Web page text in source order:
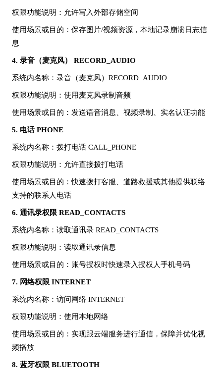
权限功能说明 ：允许写入外部存储空间
使用场景或目的 ：保存图片/视频资源，本地记录崩溃日志信
息
4. 录音（麦克风） RECORD_AUDIO
系统内名称：录音（麦克风） RECORD_AUDIO
权限功能说明 ：使用麦克风录制音频
使用场景或目的 ：发送语音消息、视频录制、实名认证功能
5. 电话 PHONE
系统内名称：拨打电话 CALL_PHONE
权限功能说明 ：允许直接拨打电话
使用场景或目的 ：快速拨打客服、道路救援或其他提供联络
支持的联系人电话
6. 通讯录权限 READ_CONTACTS
系统内名称：读取通讯录 READ_CONTACTS
权限功能说明 ：读取通讯录信息
使用场景或目的 ：账号授权时快速录入授权人手机号码
7. 网络权限 INTERNET
系统内名称：访问网络 INTERNET
权限功能说明 ：使用本地网络
使用场景或目的 ：实现跟云端服务进行通信，保障并优化视
频播放
8. 蓝牙权限 BLUETOOTH